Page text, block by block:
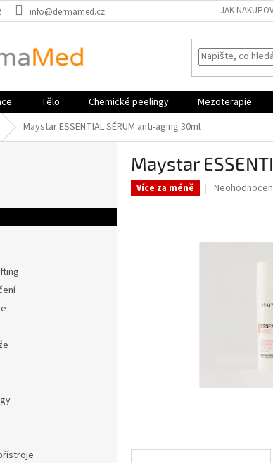
info@dermamed.cz JAK
Tělo Chemické peelingy Mezoterapie
Maystar ESSENTIAL SÉRUM anti-aging 30ml
Maystar
Více za méně
Průměrné
0,0